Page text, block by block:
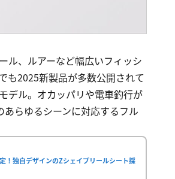
ル、ルアーなど幅広いフィッシ
も2025新製品が多数公開されて
デル。オカッパリや電車釣行が
らゆるシーンに対応するフル
独自デザインのZシェイプリールシート採